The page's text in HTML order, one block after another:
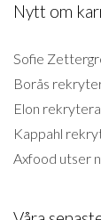
Nytt om
Sofie
Borås
Elon
Kappahl
Axfood utser